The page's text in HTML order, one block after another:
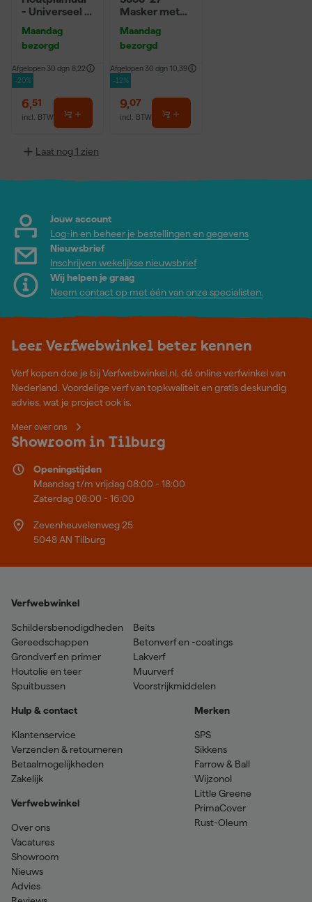
- Universeel -
Maandag
bezorgd
Afgelopen 30 dgn 8,22
-20%
6,51
incl. BTW
Masker met
2,7 x 20m
Maandag
bezorgd
Afgelopen 30 dgn 10,39
-12%
9,07
incl. BTW
Laat nog 1 zien
Jouw account
Log-in en beheer je bestellingen en gegevens
Nieuwsbrief
Inschrijven wekelijkse nieuwsbrief
Wij helpen je graag
Neem contact op met één van onze specialisten.
Leer Verfwebwinkel beter kennen
Verf kopen doe je bij Verfwebwinkel.nl, dé online verfwinkel van
Nederland. Voordelige verf van topkwaliteit en gratis deskundig
advies, wat je project ook is.
Meer over ons
Showroom in Tilburg
Openingstijden
Maandag t/m vrijdag 08:00 - 18:00
Zaterdag 08:00 - 16:00
Zevenheuvelenweg 25
5048 AN Tilburg
Verfwebwinkel
Schildersbenodigdheden
Gereedschappen
Grondverf en primer
Houtolie en teer
Spuitbussen
Beits
Betonverf en -coatings
Lakverf
Muurverf
Voorstrijkmiddelen
Hulp & contact
Klantenservice
Verzenden & retourneren
Betaalmogelijkheden
Zakelijk
Verfwebwinkel
Over ons
Vacatures
Showroom
Nieuws
Advies
Merken
SPS
Sikkens
Farrow & Ball
Wijzonol
Little Greene
PrimaCover
Rust-Oleum